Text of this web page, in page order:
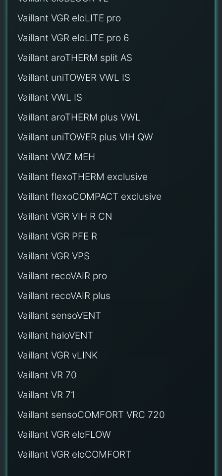
Vaillant VGR eloLITE pro
Vaillant VGR eloLITE pro 6
Vaillant aroTHERM split AS
Vaillant uniTOWER VWL IS
Vaillant VWL IS
Vaillant aroTHERM plus VWL
Vaillant uniTOWER plus VIH QW
Vaillant VWZ MEH
Vaillant flexoTHERM exclusive
Vaillant flexoCOMPACT exclusive
Vaillant VGR VIH R CN
Vaillant VGR PFE R
Vaillant VGR VPS
Vaillant recoVAIR pro
Vaillant recoVAIR plus
Vaillant sensoVENT
Vaillant haloVENT
Vaillant VGR vLINK
Vaillant VR 70
Vaillant VR 71
Vaillant sensoCOMFORT VRC 720
Vaillant VGR eloFLOW
Vaillant VGR eloCOMFORT